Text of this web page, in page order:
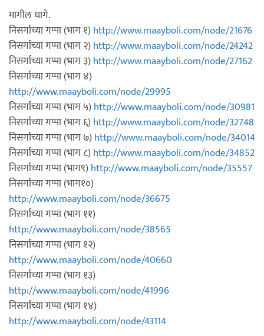
मागील धागे.
निसर्गाच्या गप्पा (भाग १)http://www.maayboli.com/node/21676
निसर्गाच्या गप्पा (भाग २)http://www.maayboli.com/node/24242
निसर्गाच्या गप्पा (भाग ३)http://www.maayboli.com/node/27162
निसर्गाच्या गप्पा (भाग ४)
http://www.maayboli.com/node/29995
निसर्गाच्या गप्पा (भाग ५)http://www.maayboli.com/node/30981
निसर्गाच्या गप्पा (भाग ६)http://www.maayboli.com/node/32748
निसर्गाच्या गप्पा (भाग ७)http://www.maayboli.com/node/34014
निसर्गाच्या गप्पा (भाग ८)http://www.maayboli.com/node/34852
निसर्गाच्या गप्पा (भाग९)http://www.maayboli.com/node/35557
निसर्गाच्या गप्पा (भाग१०)
http://www.maayboli.com/node/36675
निसर्गाच्या गप्पा (भाग ११)
http://www.maayboli.com/node/38565
निसर्गाच्या गप्पा (भाग १२)
http://www.maayboli.com/node/40660
निसर्गाच्या गप्पा (भाग १३)
http://www.maayboli.com/node/41996
निसर्गाच्या गप्पा (भाग १४)
http://www.maayboli.com/node/43114